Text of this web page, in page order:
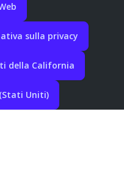
sulla privacy
della California
Uniti)